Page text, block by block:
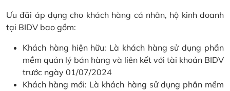
Ưu đãi áp dụng cho khách hàng cá nhân, hộ kinh doanh
tại BIDV bao gồm:
Khách hàng hiện hữu: Là khách hàng sử dụng phần
mềm quản lý bán hàng và liên kết với tài khoản BIDV
trước ngày 01/07/2024
Khách hàng mới: Là khách hàng sử dụng phần mềm